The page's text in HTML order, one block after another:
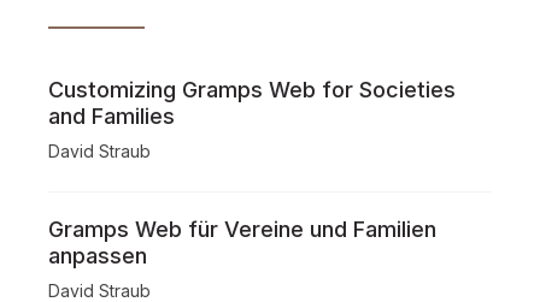
Customizing Gramps Web for Societies
and Families
David Straub
Gramps Web für Vereine und Familien
anpassen
David Straub